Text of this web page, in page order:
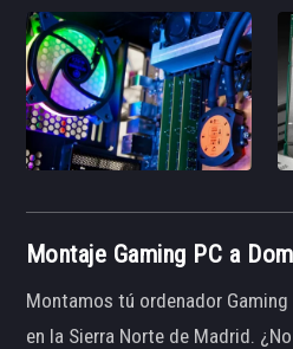
Montaje Gaming PC a
Montamos tú ordenador
en la Sierra Norte de Madrid.